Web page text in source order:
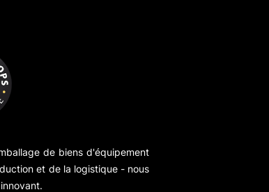
de biens d'équipement
et de la logistique - nous